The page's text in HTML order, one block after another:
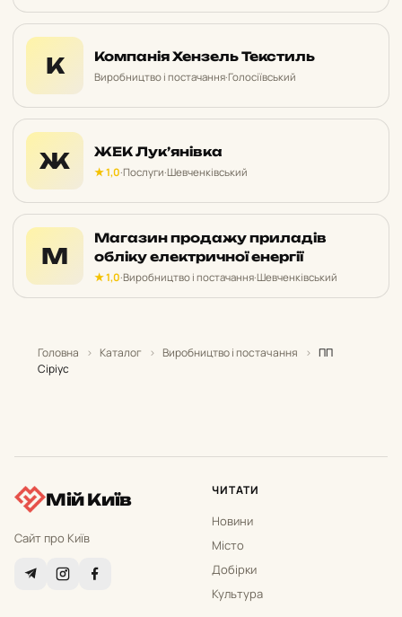
К Компанія Хензель Текстиль
Виробництво і постачання·Голосіївський
Ж ЖЕК Лук’янівка
★ 1,0·Послуги·Шевченківський
М
Магазин продажу приладів
обліку електричної енергії
★ 1,0·Виробництво і постачання·Шевченківський
Головна › Каталог › Виробництво і постачання › ПП
Сіріус
Мій Київ
Сайт про Київ
ЧИТАТИ
Новини
Місто
Добірки
Культура